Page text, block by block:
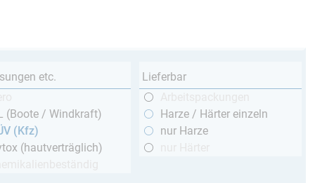
etc.
(Boote / Windkraft)
(Kfz)
(hautverträglich)
Lieferbar
Harze / Härter einzeln
nur Harze